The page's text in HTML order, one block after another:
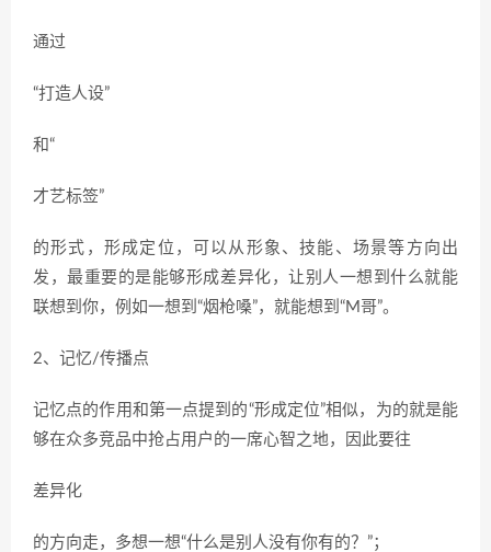
通过
“打造人设”
和“
才艺标签”
的形式，形成定位，可以从形象、技能、场景等方向出
发，最重要的是能够形成差异化，让别人一想到什么就能
联想到你，例如一想到“烟枪嗓”，就能想到“M哥”。
2、记忆/传播点
记忆点的作用和第一点提到的“形成定位”相似，为的就是能
够在众多竞品中抢占用户的一席心智之地，因此要往
差异化
的方向走，多想一想“什么是别人没有你有的？”；